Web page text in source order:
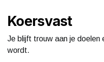
Koersvast
Je blijft trouw aan je doelen
wordt.